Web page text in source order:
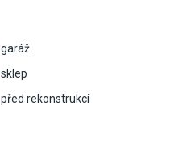
garáž
sklep
před rekonstrukcí